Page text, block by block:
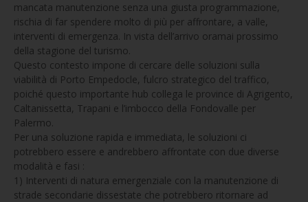
mancata manutenzione senza una giusta programmazione,
rischia di far spendere molto di più per affrontare, a valle,
interventi di emergenza. In vista dell’arrivo oramai prossimo
della stagione del turismo.
Questo contesto impone di cercare delle soluzioni sulla
viabilità di Porto Empedocle, fulcro strategico del traffico,
poiché questo importante hub collega le province di Agrigento,
Caltanissetta, Trapani e l’imbocco della Fondovalle per
Palermo.
Per una soluzione rapida e immediata, le soluzioni ci
potrebbero essere e andrebbero affrontate con due diverse
modalità e fasi :
1) Interventi di natura emergenziale con la manutenzione di
strade secondarie dissestate che potrebbero ritornare ad